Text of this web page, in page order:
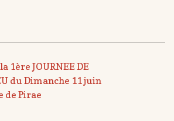
1ère JOURNEE DE
du Dimanche 11 juin
de Pirae